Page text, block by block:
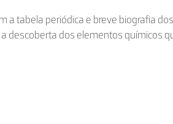
a tabela periódica e breve biografia
descoberta dos elementos químicos